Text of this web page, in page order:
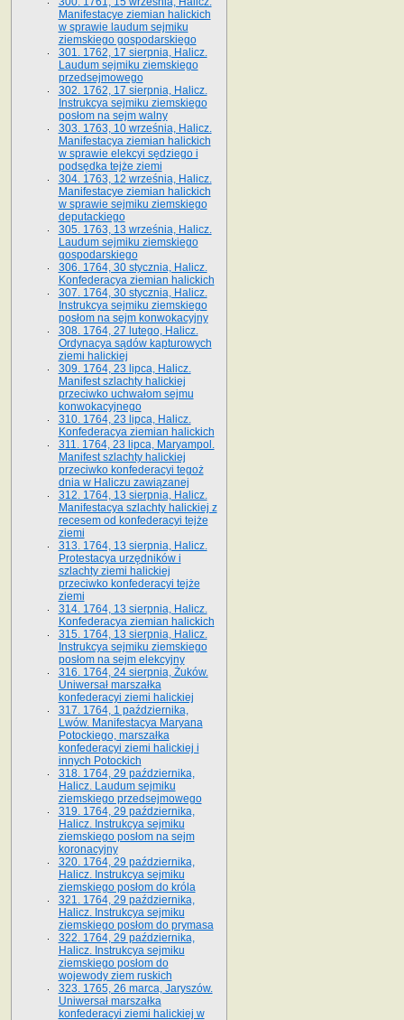
Manifestacye ziemian halickich
w sprawie laudum sejmiku
ziemskiego gospodarskiego
301. 1762, 17 sierpnia, Halicz.
Laudum sejmiku ziemskiego
przedsejmowego
302. 1762, 17 sierpnia, Halicz.
Instrukcya sejmiku ziemskiego
posłom na sejm walny
303. 1763, 10 września, Halicz.
Manifestacya ziemian halickich
w sprawie elekcyi sędziego i
podsędka tejże ziemi
304. 1763, 12 września, Halicz.
Manifestacye ziemian halickich
w sprawie sejmiku ziemskiego
deputackiego
305. 1763, 13 września, Halicz.
Laudum sejmiku ziemskiego
gospodarskiego
306. 1764, 30 stycznia, Halicz.
Konfederacya ziemian halickich
307. 1764, 30 stycznia, Halicz.
Instrukcya sejmiku ziemskiego
posłom na sejm konwokacyjny
308. 1764, 27 lutego, Halicz.
Ordynacya sądów kapturowych
ziemi halickiej
309. 1764, 23 lipca, Halicz.
Manifest szlachty halickiej
przeciwko uchwałom sejmu
konwokacyjnego
310. 1764, 23 lipca, Halicz.
Konfederacya ziemian halickich
311. 1764, 23 lipca, Maryampol.
Manifest szlachty halickiej
przeciwko konfederacyi tegoż
dnia w Haliczu zawiązanej
312. 1764, 13 sierpnia, Halicz.
Manifestacya szlachty halickiej z
recesem od konfederacyi tejże
ziemi
313. 1764, 13 sierpnia, Halicz.
Protestacya urzędników i
szlachty ziemi halickiej
przeciwko konfederacyi tejże
ziemi
314. 1764, 13 sierpnia, Halicz.
Konfederacya ziemian halickich
315. 1764, 13 sierpnia, Halicz.
Instrukcya sejmiku ziemskiego
posłom na sejm elekcyjny
316. 1764, 24 sierpnia, Żuków.
Uniwersał marszałka
konfederacyi ziemi halickiej
317. 1764, 1 października,
Lwów. Manifestacya Maryana
Potockiego, marszałka
konfederacyi ziemi halickiej i
innych Potockich
318. 1764, 29 października,
Halicz. Laudum sejmiku
ziemskiego przedsejmowego
319. 1764, 29 października,
Halicz. Instrukcya sejmiku
ziemskiego posłom na sejm
koronacyjny
320. 1764, 29 października,
Halicz. Instrukcya sejmiku
ziemskiego posłom do króla
321. 1764, 29 października,
Halicz. Instrukcya sejmiku
ziemskiego posłom do prymasa
322. 1764, 29 października,
Halicz. Instrukcya sejmiku
ziemskiego posłom do
wojewody ziem ruskich
323. 1765, 26 marca, Jaryszów.
Uniwersał marszałka
konfederacyi ziemi halickiej w